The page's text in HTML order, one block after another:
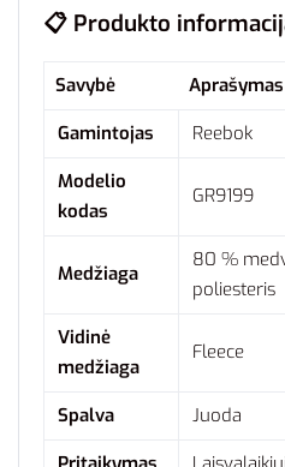
📋 Produkto
Savybė
Aprašymas
Gamintojas
Reebok
Modelio
kodas
GR9199
Medžiaga
80 %
poliesteris
Vidinė
medžiaga
Fleece
Spalva
Juoda